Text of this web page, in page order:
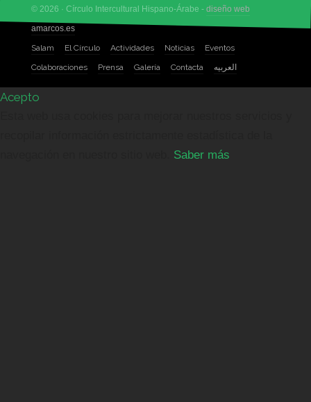
© 2026 · Círculo Intercultural Hispano-Árabe - diseño web
amarcos.es
Salam
El Círculo Actividades Noticias
Eventos
Colaboraciones
Prensa Galería Contacta العربيه
Acepto
Saber más